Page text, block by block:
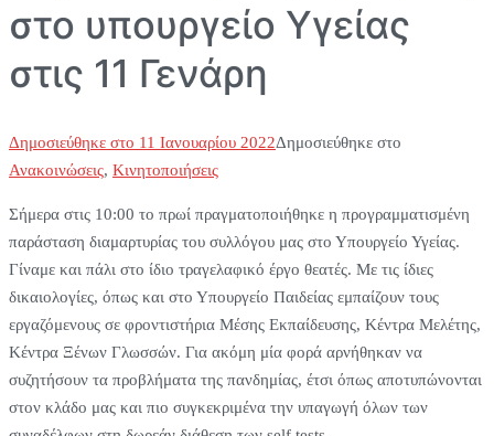
στο υπουργείο Υγείας
στις 11 Γενάρη
Δημοσιεύθηκε στο 11 Ιανουαρίου 2022Δημοσιεύθηκε στο
Ανακοινώσεις, Κινητοποιήσεις
Σήμερα στις 10:00 το πρωί πραγματοποιήθηκε η προγραμματισμένη
παράσταση διαμαρτυρίας του συλλόγου μας στο Υπουργείο Υγείας.
Γίναμε και πάλι στο ίδιο τραγελαφικό έργο θεατές. Με τις ίδιες
δικαιολογίες, όπως και στο Υπουργείο Παιδείας εμπαίζουν τους
εργαζόμενους σε φροντιστήρια Μέσης Εκπαίδευσης, Κέντρα Μελέτης,
Κέντρα Ξένων Γλωσσών. Για ακόμη μία φορά αρνήθηκαν να
συζητήσουν τα προβλήματα της πανδημίας, έτσι όπως αποτυπώνονται
στον κλάδο μας και πιο συγκεκριμένα την υπαγωγή όλων των